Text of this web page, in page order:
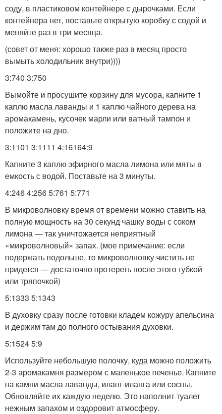
соду, в пластиковом контейнере с дырочками. Если
контейнера нет, поставьте открытую коробку с содой и
меняйте раз в три месяца.
(совет от меня: хорошо также раз в месяц просто
вымыть холодильник внутри))))
3:740 3:750
Вымойте и просушите корзину для мусора, капните 1
каплю масла лаванды и 1 каплю чайного дерева на
аромакамень, кусочек марли или ватный тампон и
положите на дно.
3:1101 3:1111 4:16164:9
Капните 3 каплю эфирного масла лимона или мяты в
емкость с водой. Поставьте на 3 минуты.
4:246 4:256 5:761 5:771
В микроволновку время от времени можно ставить на
полную мощность на 30 секунд чашку воды с соком
лимона — так уничтожается неприятный
«микроволновый» запах. (мое примечание: если
подержать подольше, то микроволновку чистить не
придется — достаточно протереть после этого губкой
или тряпочкой)
5:1333 5:1343
В духовку сразу после готовки кладем кожуру апельсина
и держим там до полного остывания духовки.
5:1524 5:9
Используйте небольшую полочку, куда можно положить
2-3 аромакамня размером с маленькое печенье. Капните
на камни масла лаванды, иланг-иланга или сосны.
Обновляйте их каждую неделю. Это наполнит туалет
нежным запахом и оздоровит атмосферу.